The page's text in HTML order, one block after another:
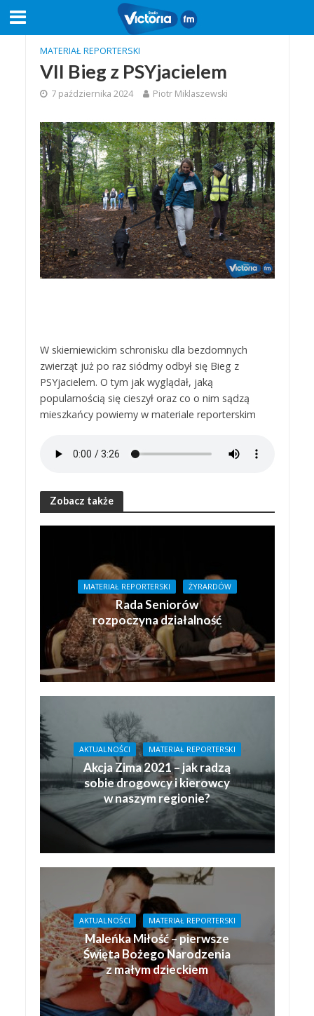
MATERIAŁ REPORTERSKI
VII Bieg z PSYjacielem
7 października 2024 Piotr Miklaszewski
W skierniewickim schronisku dla bezdomnych
zwierząt już po raz siódmy odbył się Bieg z
PSYjacielem. O tym jak wyglądał, jaką
popularnością się cieszył oraz co o nim sądzą
mieszkańcy powiemy w materiale reporterskim
Zobacz także
MATERIAŁ REPORTERSKI ŻYRARDÓW
Rada Seniorów
rozpoczyna działalność
AKTUALNOŚCI MATERIAŁ REPORTERSKI
Akcja Zima 2021 – jak radzą
sobie drogowcy i kierowcy
w naszym regionie?
AKTUALNOŚCI MATERIAŁ REPORTERSKI
Maleńka Miłość – pierwsze
Święta Bożego Narodzenia
z małym dzieckiem